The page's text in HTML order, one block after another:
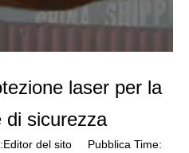
laser per la
di sicurezza
del sito Pubblica Time: